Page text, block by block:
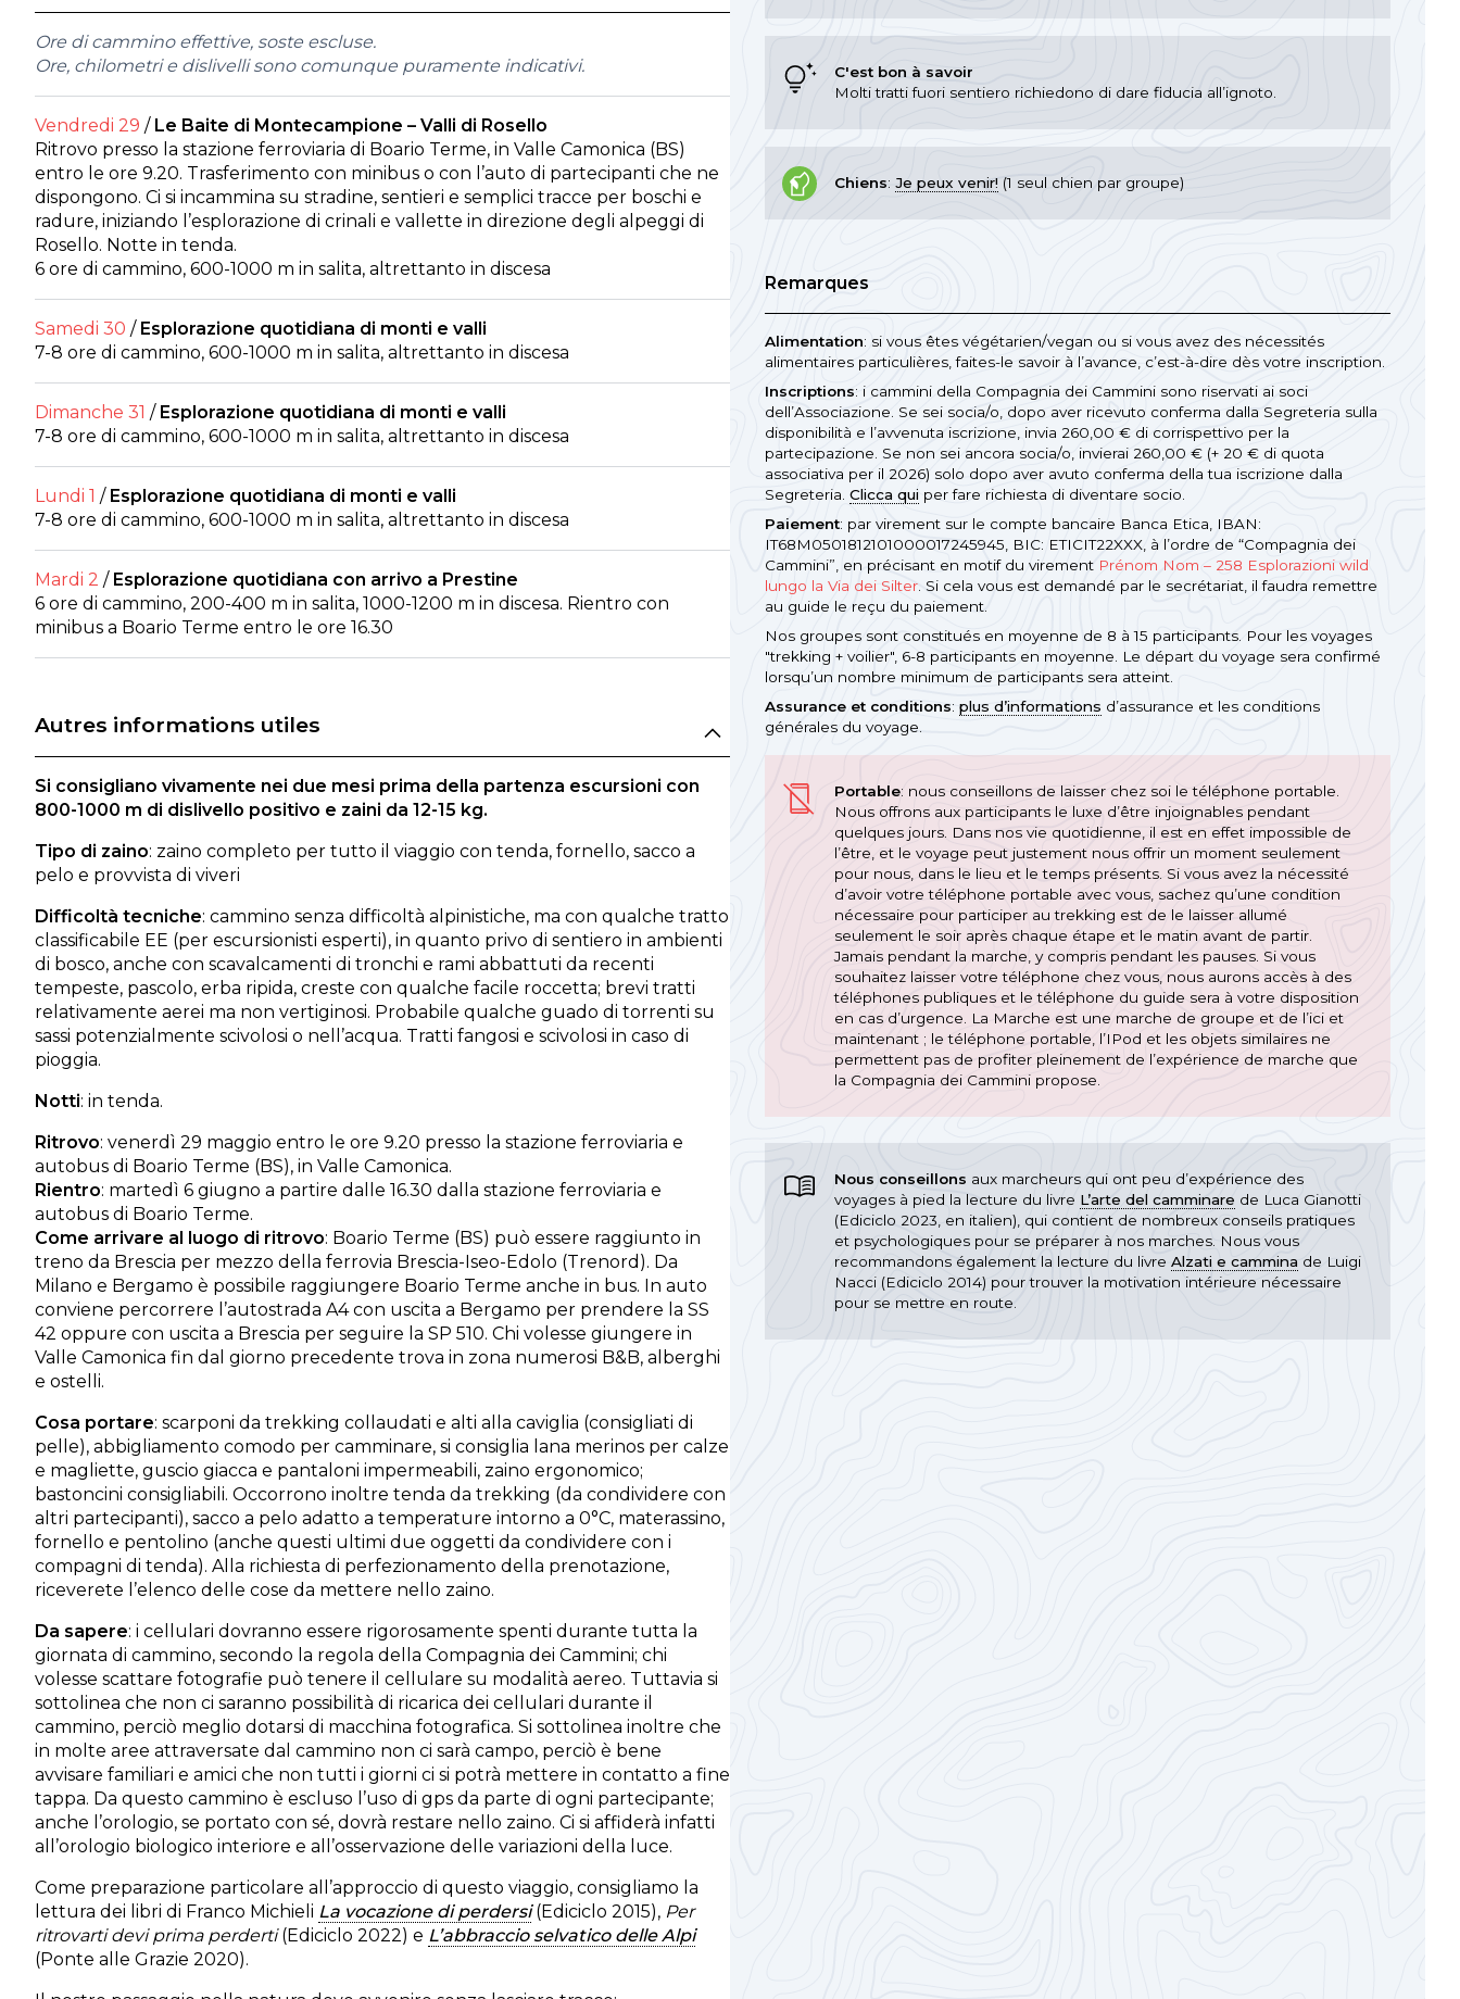
Ore di cammino effettive, soste escluse.
Ore, chilometri e dislivelli sono comunque puramente indicativi.
Vendredi 29 / Le Baite di Montecampione – Valli di Rosello
Ritrovo presso la stazione ferroviaria di Boario Terme, in Valle Camonica (BS)
entro le ore 9.20. Trasferimento con minibus o con l’auto di partecipanti che ne
dispongono. Ci si incammina su stradine, sentieri e semplici tracce per boschi e
radure, iniziando l’esplorazione di crinali e vallette in direzione degli alpeggi di
Rosello. Notte in tenda.
6 ore di cammino, 600-1000 m in salita, altrettanto in discesa
Samedi 30 / Esplorazione quotidiana di monti e valli
7-8 ore di cammino, 600-1000 m in salita, altrettanto in discesa
Dimanche 31 / Esplorazione quotidiana di monti e valli
7-8 ore di cammino, 600-1000 m in salita, altrettanto in discesa
Lundi 1 / Esplorazione quotidiana di monti e valli
7-8 ore di cammino, 600-1000 m in salita, altrettanto in discesa
Mardi 2 / Esplorazione quotidiana con arrivo a Prestine
6 ore di cammino, 200-400 m in salita, 1000-1200 m in discesa. Rientro con
minibus a Boario Terme entro le ore 16.30
Autres informations utiles
Si consigliano vivamente nei due mesi prima della partenza escursioni con
800-1000 m di dislivello positivo e zaini da 12-15 kg.
Tipo di zaino: zaino completo per tutto il viaggio con tenda, fornello, sacco a
pelo e provvista di viveri
Difficoltà tecniche: cammino senza difficoltà alpinistiche, ma con qualche tratto
classificabile EE (per escursionisti esperti), in quanto privo di sentiero in ambienti
di bosco, anche con scavalcamenti di tronchi e rami abbattuti da recenti
tempeste, pascolo, erba ripida, creste con qualche facile roccetta; brevi tratti
relativamente aerei ma non vertiginosi. Probabile qualche guado di torrenti su
sassi potenzialmente scivolosi o nell’acqua. Tratti fangosi e scivolosi in caso di
pioggia.
Notti: in tenda.
Ritrovo: venerdì 29 maggio entro le ore 9.20 presso la stazione ferroviaria e
autobus di Boario Terme (BS), in Valle Camonica.
Rientro: martedì 6 giugno a partire dalle 16.30 dalla stazione ferroviaria e
autobus di Boario Terme.
Come arrivare al luogo di ritrovo: Boario Terme (BS) può essere raggiunto in
treno da Brescia per mezzo della ferrovia Brescia-Iseo-Edolo (Trenord). Da
Milano e Bergamo è possibile raggiungere Boario Terme anche in bus. In auto
conviene percorrere l’autostrada A4 con uscita a Bergamo per prendere la SS
42 oppure con uscita a Brescia per seguire la SP 510. Chi volesse giungere in
Valle Camonica fin dal giorno precedente trova in zona numerosi B&B, alberghi
e ostelli.
Cosa portare: scarponi da trekking collaudati e alti alla caviglia (consigliati di
pelle), abbigliamento comodo per camminare, si consiglia lana merinos per calze
e magliette, guscio giacca e pantaloni impermeabili, zaino ergonomico;
bastoncini consigliabili. Occorrono inoltre tenda da trekking (da condividere con
altri partecipanti), sacco a pelo adatto a temperature intorno a 0°C, materassino,
fornello e pentolino (anche questi ultimi due oggetti da condividere con i
compagni di tenda). Alla richiesta di perfezionamento della prenotazione,
riceverete l’elenco delle cose da mettere nello zaino.
Da sapere: i cellulari dovranno essere rigorosamente spenti durante tutta la
giornata di cammino, secondo la regola della Compagnia dei Cammini; chi
volesse scattare fotografie può tenere il cellulare su modalità aereo. Tuttavia si
sottolinea che non ci saranno possibilità di ricarica dei cellulari durante il
cammino, perciò meglio dotarsi di macchina fotografica. Si sottolinea inoltre che
in molte aree attraversate dal cammino non ci sarà campo, perciò è bene
avvisare familiari e amici che non tutti i giorni ci si potrà mettere in contatto a fine
tappa. Da questo cammino è escluso l’uso di gps da parte di ogni partecipante;
anche l’orologio, se portato con sé, dovrà restare nello zaino. Ci si affiderà infatti
all’orologio biologico interiore e all’osservazione delle variazioni della luce.
Come preparazione particolare all’approccio di questo viaggio, consigliamo la
lettura dei libri di Franco Michieli La vocazione di perdersi(Ediciclo 2015), Per
ritrovarti devi prima perderti(Ediciclo 2022) e L’abbraccio selvatico delle Alpi
(Ponte alle Grazie 2020).
C'est bon à savoir
Molti tratti fuori sentiero richiedono di dare fiducia all’ignoto.
Chiens: Je peux venir! (1 seul chien par groupe)
Remarques
Alimentation: si vous êtes végétarien/vegan ou si vous avez des nécessités
alimentaires particulières, faites-le savoir à l’avance, c’est-à-dire dès votre inscription.
Inscriptions: i cammini della Compagnia dei Cammini sono riservati ai soci
dell’Associazione. Se sei socia/o, dopo aver ricevuto conferma dalla Segreteria sulla
disponibilità e l’avvenuta iscrizione, invia 260,00 € di corrispettivo per la
partecipazione. Se non sei ancora socia/o, invierai 260,00 € (+ 20 € di quota
associativa per il 2026) solo dopo aver avuto conferma della tua iscrizione dalla
Segreteria. Clicca qui per fare richiesta di diventare socio.
Paiement: par virement sur le compte bancaire Banca Etica, IBAN:
IT68M0501812101000017245945, BIC: ETICIT22XXX, à l’ordre de “Compagnia dei
Cammini”, en précisant en motif du virement Prénom Nom – 258 Esplorazioni wild
lungo la Via dei Silter . Si cela vous est demandé par le secrétariat, il faudra remettre
au guide le reçu du paiement.
Nos groupes sont constitués en moyenne de 8 à 15 participants. Pour les voyages
"trekking + voilier", 6-8 participants en moyenne. Le départ du voyage sera confirmé
lorsqu’un nombre minimum de participants sera atteint.
Assurance et conditions: plus d’informations d’assurance et les conditions
générales du voyage.
Portable: nous conseillons de laisser chez soi le téléphone portable.
Nous offrons aux participants le luxe d’être injoignables pendant
quelques jours. Dans nos vie quotidienne, il est en effet impossible de
l’être, et le voyage peut justement nous offrir un moment seulement
pour nous, dans le lieu et le temps présents. Si vous avez la nécessité
d’avoir votre téléphone portable avec vous, sachez qu’une condition
nécessaire pour participer au trekking est de le laisser allumé
seulement le soir après chaque étape et le matin avant de partir.
Jamais pendant la marche, y compris pendant les pauses. Si vous
souhaitez laisser votre téléphone chez vous, nous aurons accès à des
téléphones publiques et le téléphone du guide sera à votre disposition
en cas d’urgence. La Marche est une marche de groupe et de l’ici et
maintenant ; le téléphone portable, l’IPod et les objets similaires ne
permettent pas de profiter pleinement de l’expérience de marche que
la Compagnia dei Cammini propose.
Nous conseillons aux marcheurs qui ont peu d’expérience des
voyages à pied la lecture du livre L’arte del camminare de Luca Gianotti
(Ediciclo 2023, en italien), qui contient de nombreux conseils pratiques
et psychologiques pour se préparer à nos marches. Nous vous
recommandons également la lecture du livre Alzati e cammina de Luigi
Nacci (Ediciclo 2014) pour trouver la motivation intérieure nécessaire
pour se mettre en route.